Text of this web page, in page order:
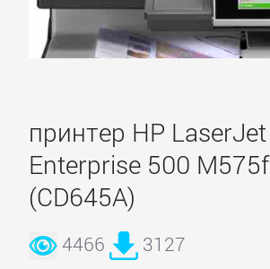
принтер HP LaserJet
Enterprise 500 M575f
(CD645A)
4466 3127
Pantum
Samsung
Sharp